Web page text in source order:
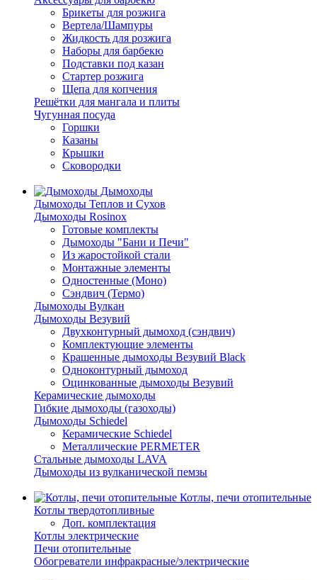
Брикеты для розжига
Вертела/Шампуры
Жидкость для розжига
Наборы для барбекю
Подставки под казан
Стартер розжига
Щепа для копчения
Решётки для мангала и плиты
Чугунная посуда
Горшки
Казаны
Крышки
Сковородки
Дымоходы
Дымоходы Теплов и Сухов
Дымоходы Rosinox
Готовые комплекты
Дымоходы "Бани и Печи"
Из жаростойкой стали
Монтажные элементы
Одностенные (Моно)
Сэндвич (Термо)
Дымоходы Вулкан
Дымоходы Везувий
Двухконтурный дымоход (сэндвич)
Комплектующие элементы
Крашенные дымоходы Везувий Black
Одноконтурный дымоход
Оцинкованные дымоходы Везувий
Керамические дымоходы
Гибкие дымоходы (газоходы)
Дымоходы Schiedel
Керамические Schiedel
Металлические PERMETER
Стальные дымоходы LAVA
Дымоходы из вулканической пемзы
Котлы, печи отопительные
Котлы твердотопливные
Доп. комплектация
Котлы электрические
Печи отопительные
Обогреватели инфракрасные/электрические